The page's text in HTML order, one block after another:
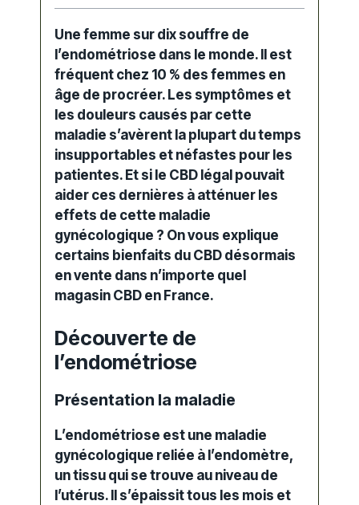
Une femme sur dix souffre de
l’endométriose dans le monde. Il est
fréquent chez 10 % des femmes en
âge de procréer. Les symptômes et
les douleurs causés par cette
maladie s’avèrent la plupart du temps
insupportables et néfastes pour les
patientes. Et si le CBD légal pouvait
aider ces dernières à atténuer les
effets de cette maladie
gynécologique ? On vous explique
certains bienfaits du CBD désormais
en vente dans n’importe quel
magasin CBD en France.
Découverte de
l’endométriose
Présentation la maladie
L’endométriose est une maladie
gynécologique reliée à l’endomètre,
un tissu qui se trouve au niveau de
l’utérus. Il s’épaissit tous les mois et